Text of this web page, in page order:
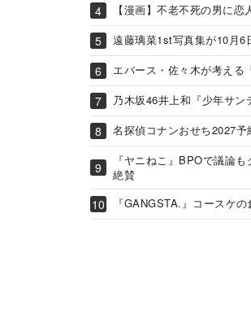
【漫画】不老不死の男に恋
遠藤璃菜1st写真集が10月6
エバース・佐々木が考える
乃木坂46井上和『少年サン
名探偵コナンおせち2027予
『ヤニねこ』BPOで議論
絶賛
『GANGSTA.』コースケ